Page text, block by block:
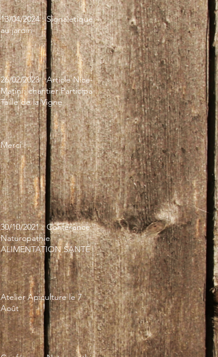
13/04/2024 : Signalétique
au jardin
26/02/2023 : Article Nice-
Matin : chantier Participatif
Taille de la Vigne
Merci !
30/10/2021 : Conférence
Naturopathie
ALIMENTATION SANTÉ
Atelier Apiculture le 7
Août